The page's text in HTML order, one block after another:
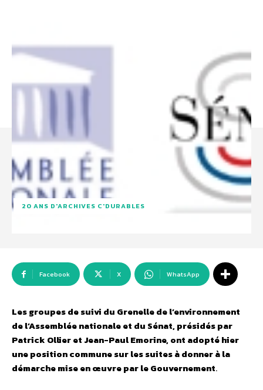
20 ANS D'ARCHIVES C'DURABLES
Facebook X WhatsApp
Les groupes de suivi du Grenelle de l’environnement
de l’Assemblée nationale et du Sénat, présidés par
Patrick Ollier et Jean-Paul Emorine, ont adopté hier
une position commune sur les suites à donner à la
démarche mise en œuvre par le Gouvernement.